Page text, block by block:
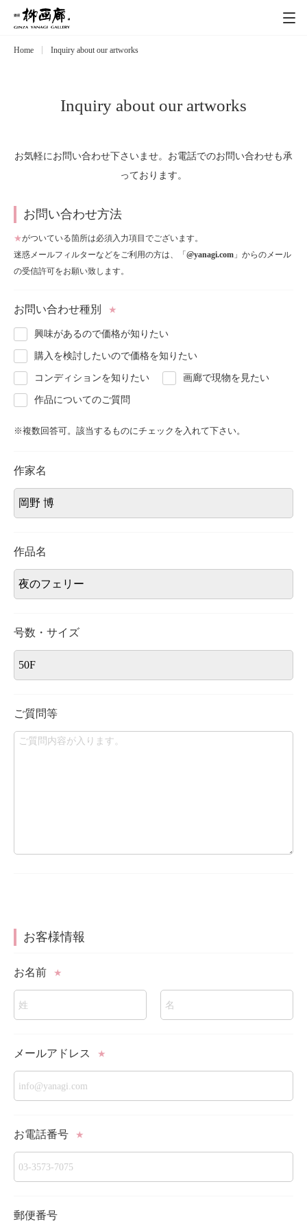
Exhibitions
Schedule
About
Blog
Contact
Home Inquiry about our artworks
Inquiry about our artworks
お気軽にお問い合わせ下さいませ。お電話でのお問い合わせも承
っております。
お問い合わせ方法
★がついている箇所は必須入力項目でございます。
迷惑メールフィルターなどをご利用の方は、「 @yanagi.com 」からのメール
の受信許可をお願い致します。
お問い合わせ種別 ★
興味があるので価格が知りたい
購入を検討したいので価格を知りたい
コンディションを知りたい 画廊で現物を見たい
作品についてのご質問
※複数回答可。該当するものにチェックを入れて下さい。
作家名
作品名
号数・サイズ
ご質問等
お客様情報
お名前 ★
メールアドレス ★
お電話番号 ★
郵便番号